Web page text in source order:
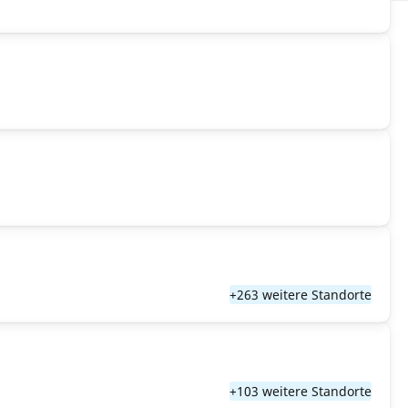
+263 weitere Standorte
+103 weitere Standorte